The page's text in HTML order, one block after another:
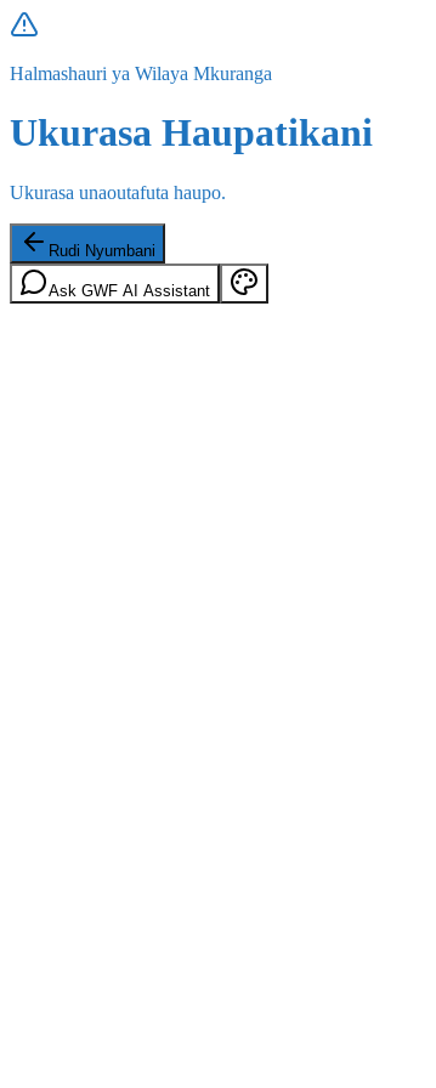
Halmashauri ya Wilaya Mkuranga
Ukurasa Haupatikani
Ukurasa unaoutafuta haupo.
Rudi Nyumbani
Ask GWF AI Assistant